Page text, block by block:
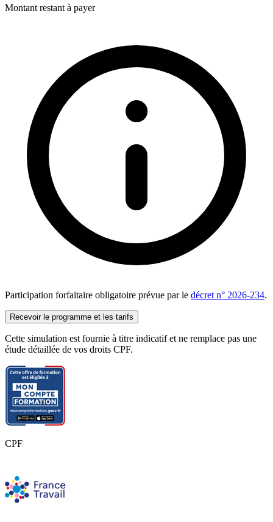
Montant restant à payer
Participation forfaitaire obligatoire prévue par le décret n° 2026-234.
Recevoir le programme et les tarifs
Cette simulation est fournie à titre indicatif et ne remplace pas une
étude détaillée de vos droits CPF.
CPF